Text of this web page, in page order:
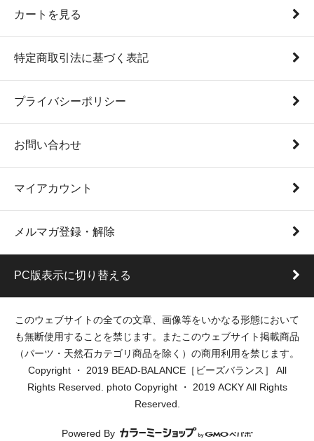
カートを見る
特定商取引法に基づく表記
プライバシーポリシー
お問い合わせ
マイアカウント
メルマガ登録・解除
PC版表示に切り替える
このウェブサイトの全ての文章、画像等をいかなる形態において
も無断使用することを禁じます。またこのウェブサイト掲載商品
（パーツ・天然石カテゴリ商品を除く）の商用利用を禁じます。
Copyright ・ 2019 BEAD-BALANCE［ビーズバランス］ All
Rights Reserved. photo Copyright ・ 2019 ACKY All Rights
Reserved.
Powered By